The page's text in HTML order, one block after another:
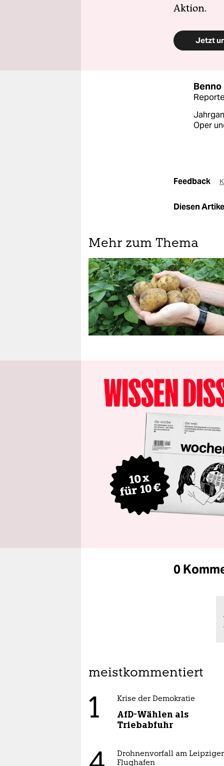
Aktion.
Jetzt
Oper
Feedback
Diesen
Mehr zum Thema
0
meistkommentiert
1 Krise der Demokratie
AfD-Wählen als
Triebabfuhr
Drohnenvorfall am Leipziger
Flughafen